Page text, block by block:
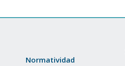
Normatividad